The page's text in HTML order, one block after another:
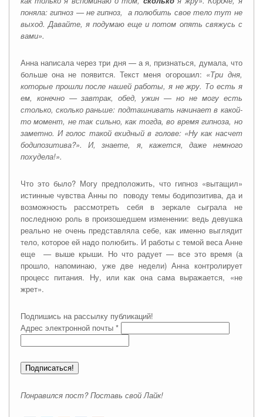
поняла: гипноз — не гипноз, а полюбить свое тело тут не
выход. Давайте, я подумаю еще и потом опять свяжусь с
вами».
Анна написала через три дня — а я, признаться, думала, что
больше она не появится. Текст меня огорошил: «Три дня,
которые прошли после нашей работы, я не жру. То есть я
ем, конечно — завтрак, обед, ужин — но не могу есть
столько, сколько раньше: подташнивать начинает в какой-
то момент, не так сильно, как тогда, во время гипноза, но
заметно. И голос такой ехидный в голове: «Ну как насчет
бодипозитива?». И, знаете, я, кажется, даже немного
похудела!».
Что это было? Могу предположить, что гипноз «вытащил»
истинные чувства Анны по поводу темы бодипозитива, да и
возможность рассмотреть себя в зеркале сыграла не
последнюю роль в произошедшем изменении: ведь девушка
реально не очень представляла себе, как именно выглядит
тело, которое ей надо полюбить. И работы с темой веса Анне
еще — выше крыши. Но что радует — все это время (а
прошло, напоминаю, уже две недели) Анна контролирует
процесс питания. Ну, или как она сама выражается, «не
жрет».
Подпишись на рассылку публикаций!
Адрес электронной почты *
Понравился пост? Поставь свой Лайк!